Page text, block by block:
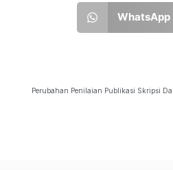
WhatsApp
Perubahan Penilaian Publikasi Skripsi